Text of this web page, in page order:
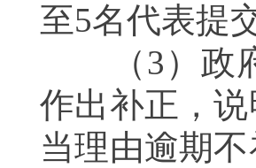
至5名代表提
（3）政府
作出补正，
当理由逾期